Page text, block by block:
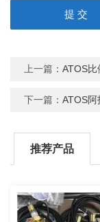
上一篇：ATOS
下一篇：ATOS
推荐产品